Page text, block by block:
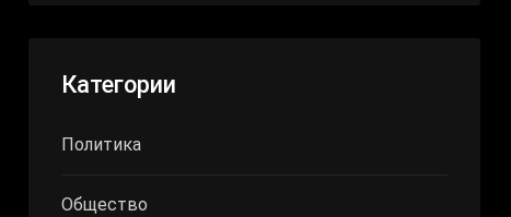
Категории
Политика
Общество